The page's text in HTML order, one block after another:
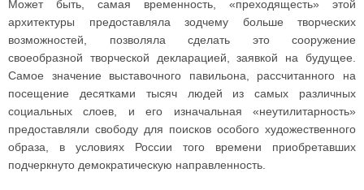
Может быть, самая временность, «преходящесть» этой
архитектуры предоставляла зодчему больше творческих
возможностей, позволяла сделать это сооружение
своеобразной творческой декларацией, заявкой на будущее.
Самое значение выставочного павильона, рассчитанного на
посещение десятками тысяч людей из самых различных
социальных слоев, и его изначальная «неутилитарность»
предоставляли свободу для поисков особого художественного
образа, в условиях России того времени приобретавших
подчеркнуто демократическую направленность.